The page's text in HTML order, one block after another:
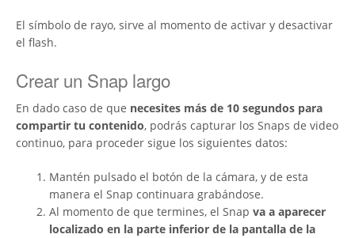
El símbolo de rayo, sirve al momento de activar y desactivar
el flash.
Crear un Snap largo
En dado caso de que necesites más de 10 segundos para
compartir tu contenido, podrás capturar los Snaps de video
continuo, para proceder sigue los siguientes datos:
Mantén pulsado el botón de la cámara, y de esta
manera el Snap continuara grabándose.
Al momento de que termines, el Snap va a aparecer
localizado en la parte inferior de la pantalla de la